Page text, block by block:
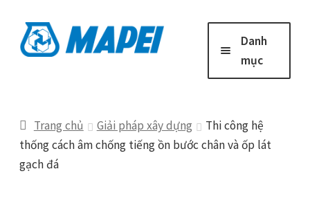
Đi
đến
Chuyển
đến
Danh
mục
Giải Pháp Xây Dựng
Trang chủ Giải pháp xây dựng
Thi công hệ
thống cách âm chống tiếng ồn bước chân và ốp lát
gạch đá